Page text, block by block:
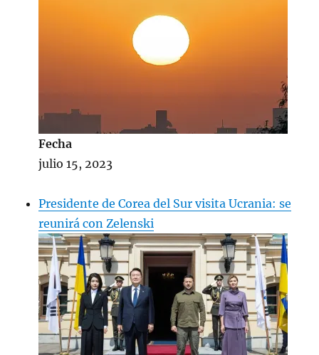
Fecha
julio 15, 2023
Presidente de Corea del Sur visita Ucrania: se
reunirá con Zelenski